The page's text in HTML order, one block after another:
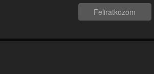
Feliratkozom